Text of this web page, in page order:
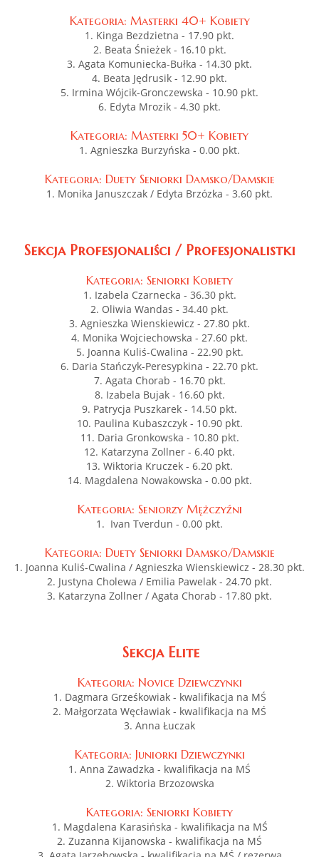
Kategoria: Masterki 40+ Kobiety
1. Kinga Bezdzietna - 17.90 pkt.
2. Beata Śnieżek - 16.10 pkt.
3. Agata Komuniecka-Bułka - 14.30 pkt.
4. Beata Jędrusik - 12.90 pkt.
5. Irmina Wójcik-Gronczewska - 10.90 pkt.
6. Edyta Mrozik - 4.30 pkt.
Kategoria: Masterki 50+ Kobiety
1. Agnieszka Burzyńska - 0.00 pkt.
Kategoria: Duety Seniorki Damsko/Damskie
1. Monika Januszczak / Edyta Brzózka - 3.60 pkt.
Sekcja Profesjonaliści / Profesjonalistki
Kategoria: Seniorki Kobiety
1. Izabela Czarnecka - 36.30 pkt.
2. Oliwia Wandas - 34.40 pkt.
3. Agnieszka Wienskiewicz - 27.80 pkt.
4. Monika Wojciechowska - 27.60 pkt.
5. Joanna Kuliś-Cwalina - 22.90 pkt.
6. Daria Stańczyk-Peresypkina - 22.70 pkt.
7. Agata Chorab - 16.70 pkt.
8. Izabela Bujak - 16.60 pkt.
9. Patrycja Puszkarek - 14.50 pkt.
10. Paulina Kubaszczyk - 10.90 pkt.
11. Daria Gronkowska - 10.80 pkt.
12. Katarzyna Zollner - 6.40 pkt.
13. Wiktoria Kruczek - 6.20 pkt.
14. Magdalena Nowakowska - 0.00 pkt.
Kategoria: Seniorzy Mężczyźni
1. Ivan Tverdun - 0.00 pkt.
Kategoria: Duety Seniorki Damsko/Damskie
1. Joanna Kuliś-Cwalina / Agnieszka Wienskiewicz - 28.30 pkt.
2. Justyna Cholewa / Emilia Pawelak - 24.70 pkt.
3. Katarzyna Zollner / Agata Chorab - 17.80 pkt.
Sekcja Elite
Kategoria: Novice Dziewczynki
1. Dagmara Grześkowiak - kwalifikacja na MŚ
2. Małgorzata Węcławiak - kwalifikacja na MŚ
3. Anna Łuczak
Kategoria: Juniorki Dziewczynki
1. Anna Zawadzka - kwalifikacja na MŚ
2. Wiktoria Brzozowska
Kategoria: Seniorki Kobiety
1. Magdalena Karasińska - kwalifikacja na MŚ
2. Zuzanna Kijanowska - kwalifikacja na MŚ